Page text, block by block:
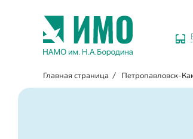
Главная страница / Петропавловск-